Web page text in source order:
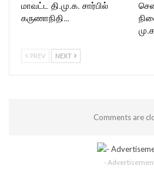
மாவட்ட தி.மு.க. சார்பில்
கருணாநிதி…
PREV NEXT
Comments are
-